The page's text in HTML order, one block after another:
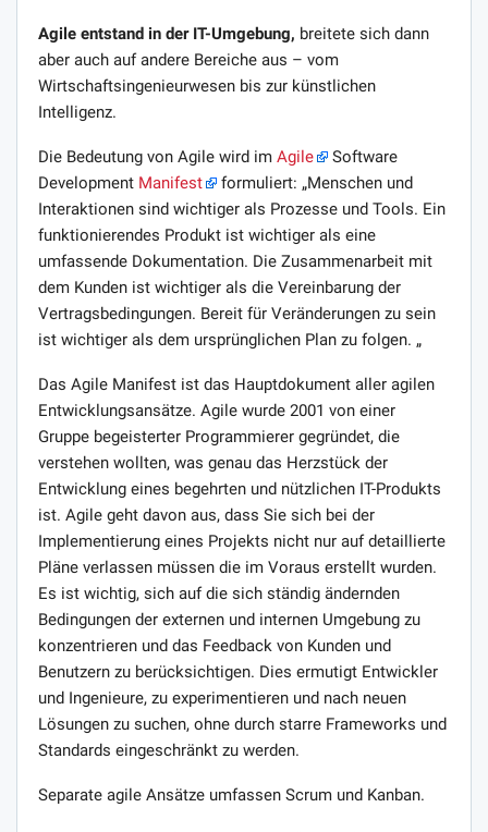
Agile entstand in der IT-Umgebung, breitete sich dann
aber auch auf andere Bereiche aus – vom
Wirtschaftsingenieurwesen bis zur künstlichen
Intelligenz.
Die Bedeutung von Agile wird im Agile
Software
Development Manifest
formuliert: „Menschen und
Interaktionen sind wichtiger als Prozesse und Tools. Ein
funktionierendes Produkt ist wichtiger als eine
umfassende Dokumentation. Die Zusammenarbeit mit
dem Kunden ist wichtiger als die Vereinbarung der
Vertragsbedingungen. Bereit für Veränderungen zu sein
ist wichtiger als dem ursprünglichen Plan zu folgen. „
Das Agile Manifest ist das Hauptdokument aller agilen
Entwicklungsansätze. Agile wurde 2001 von einer
Gruppe begeisterter Programmierer gegründet, die
verstehen wollten, was genau das Herzstück der
Entwicklung eines begehrten und nützlichen IT-Produkts
ist. Agile geht davon aus, dass Sie sich bei der
Implementierung eines Projekts nicht nur auf detaillierte
Pläne verlassen müssen die im Voraus erstellt wurden.
Es ist wichtig, sich auf die sich ständig ändernden
Bedingungen der externen und internen Umgebung zu
konzentrieren und das Feedback von Kunden und
Benutzern zu berücksichtigen. Dies ermutigt Entwickler
und Ingenieure, zu experimentieren und nach neuen
Lösungen zu suchen, ohne durch starre Frameworks und
Standards eingeschränkt zu werden.
Separate agile Ansätze umfassen Scrum und Kanban.